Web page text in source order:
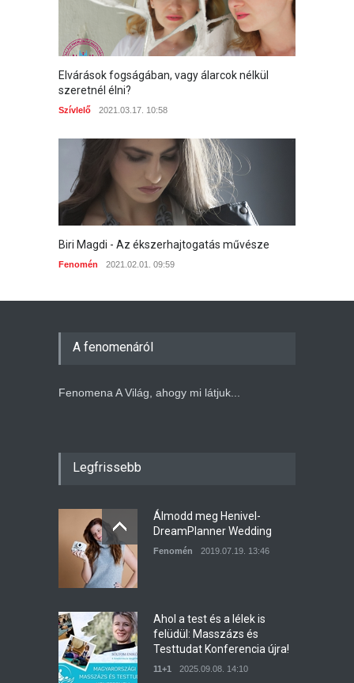
Elvárások fogságában, vagy álarcok nélkül
szeretnél élni?
Szívlelő 2021.03.17. 10:58
Biri Magdi - Az ékszerhajtogatás művésze
Fenomén 2021.02.01. 09:59
A fenomenáról
Fenomena A Világ, ahogy mi látjuk...
Legfrissebb
Álmodd meg Henivel-
DreamPlanner Wedding
Fenomén 2019.07.19. 13:46
Ahol a test és a lélek is
felüdül: Masszázs és
Testtudat Konferencia újra!
11+1 2025.09.08. 14:10